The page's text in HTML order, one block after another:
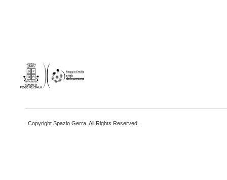
Copyright Spazio Gerra. All Rights Reserved.